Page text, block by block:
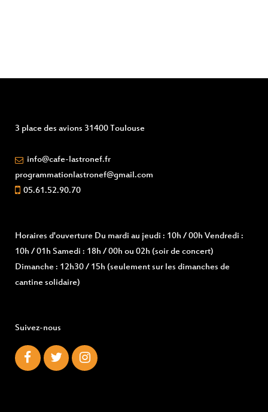
3 place des avions 31400 Toulouse
info@cafe-lastronef.fr
programmationlastronef@gmail.com
05.61.52.90.70
Horaires d'ouverture Du mardi au jeudi : 10h / 00h Vendredi :
10h / 01h Samedi : 18h / 00h ou 02h (soir de concert)
Dimanche : 12h30 / 15h (seulement sur les dimanches de
cantine solidaire)
Suivez-nous